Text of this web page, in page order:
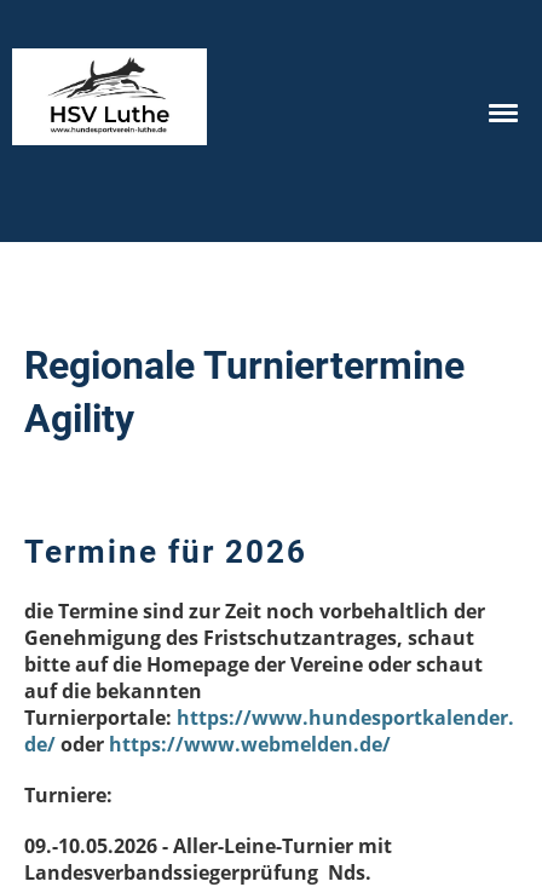
Regionale Turniertermine
Agility
Termine für 2026
die Termine sind zur Zeit noch vorbehaltlich der
Genehmigung des Fristschutzantrages, schaut
bitte auf die Homepage der Vereine oder schaut
auf die bekannten
Turnierportale: https://www.hundesportkalender.
de/oder https://www.webmelden.de/
Turniere:
09.-10.05.2026 - Aller-Leine-Turnier mit
Landesverbandssiegerprüfung Nds.